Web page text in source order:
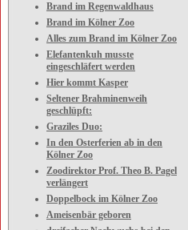
Brand im Regenwaldhaus
Brand im Kölner Zoo
Alles zum Brand im Kölner Zoo
Elefantenkuh musste
eingeschläfert werden
Hier kommt Kasper
Seltener Brahminenweih
geschlüpft:
Graziles Duo:
In den Osterferien ab in den
Kölner Zoo
Zoodirektor Prof. Theo B. Pagel
verlängert
Doppelbock im Kölner Zoo
Ameisenbär geboren